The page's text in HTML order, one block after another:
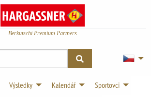
Berkutschi Premium Partners
Výsledky Kalendář
Sportovci